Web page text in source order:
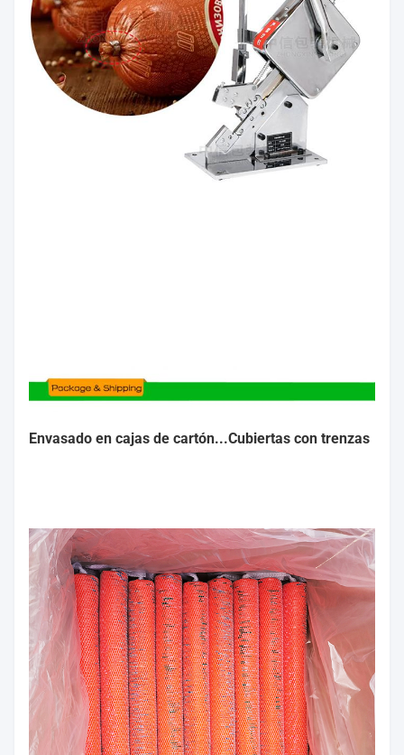
Envasado en cajas de cartón...Cubiertas con trenzas